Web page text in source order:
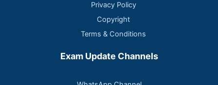
Privacy Policy
Copyright
Terms & Conditions
Exam Update Channels